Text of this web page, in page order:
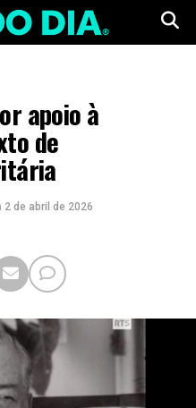
apoio à
de
2 de abril de 2026